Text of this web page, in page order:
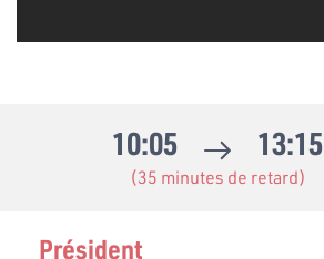
10:05 13:15
(35 minutes de retard)
Président